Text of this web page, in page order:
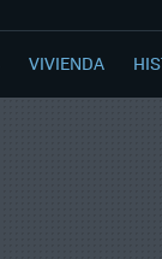
VIVIENDA